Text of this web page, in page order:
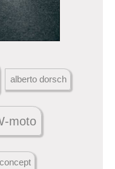
alberto dorsch
moto
concept